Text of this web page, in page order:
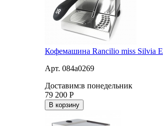
Кофемашина Rancilio miss Silvia E
Арт. 084a0269
Доставим:в понедельник
79 200 Р
В корзину